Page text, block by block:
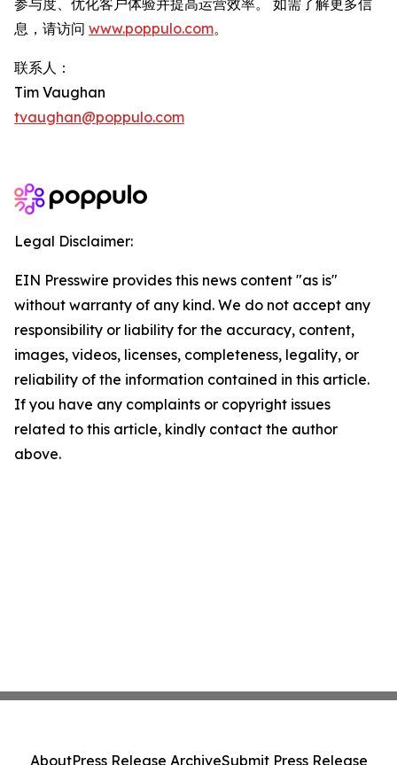
参与度、优化客户体验并提高运营效率。 如需了解更多信
息，请访问 www.poppulo.com。
联系人：
Tim Vaughan
tvaughan@poppulo.com
Legal Disclaimer:
EIN Presswire provides this news content "as is"
without warranty of any kind. We do not accept any
responsibility or liability for the accuracy, content,
images, videos, licenses, completeness, legality, or
reliability of the information contained in this article.
If you have any complaints or copyright issues
related to this article, kindly contact the author
above.
AboutPress Release ArchiveSubmit Press Release